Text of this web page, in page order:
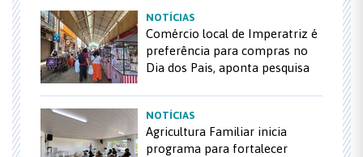
NOTÍCIAS
Comércio local de Imperatriz é
preferência para compras no
Dia dos Pais, aponta pesquisa
NOTÍCIAS
Agricultura Familiar inicia
programa para fortalecer